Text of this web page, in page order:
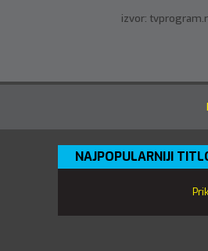
izvor:
NAJPOPULARNIJI